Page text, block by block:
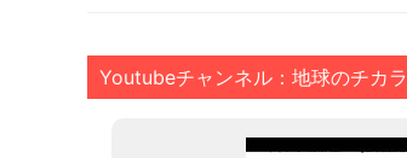
Youtubeチャンネル：地球のチカ